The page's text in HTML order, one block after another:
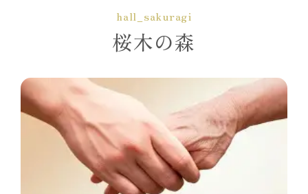
hall_sakuragi
桜木の森